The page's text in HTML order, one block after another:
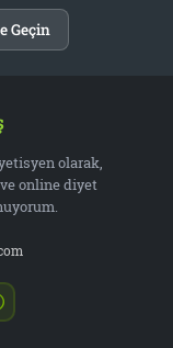
Geçin
olarak,
online diyet